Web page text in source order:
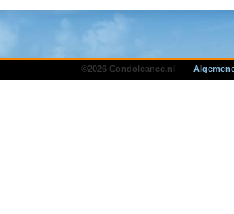
©2026 Condoleance.nl